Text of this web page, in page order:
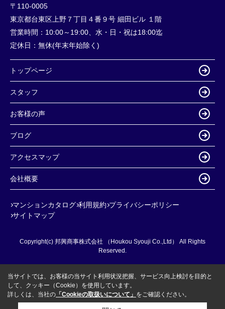
〒110-0005
東京都台東区上野７丁目４番９号 細田ビル １階
営業時間： 10:00～19:00、水・日・祝は18:00迄
定休日： 無休(年末年始除く)
トップページ
スタッフ
お客様の声
ブログ
アクセスマップ
会社概要
マンションカタログ 利用規約 プライバシーポリシー
サイトマップ
Copyright(c) 邦興商事株式会社 （Houkou Syouji Co.,Ltd） All Rights
Reserved.
当サイトでは、お客様の当サイト利用状況把握、サービス向上検討を目的と
して、クッキー（Cookie）を使用しています。
詳しくは、当社の 「Cookieの取扱いについて」 をご確認ください。